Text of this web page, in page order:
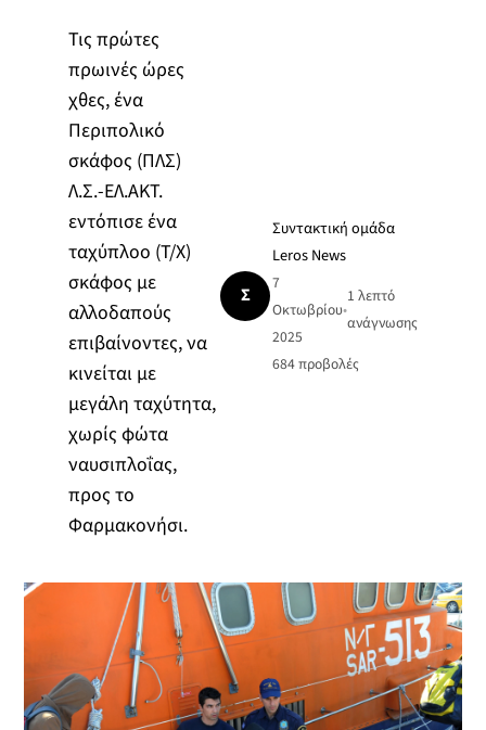
Τις πρώτες
πρωινές ώρες
χθες, ένα
Περιπολικό
σκάφος (ΠΛΣ)
Λ.Σ.-ΕΛ.ΑΚΤ.
εντόπισε ένα
ταχύπλοο (Τ/Χ)
σκάφος με
αλλοδαπούς
επιβαίνοντες, να
κινείται με
μεγάλη ταχύτητα,
χωρίς φώτα
ναυσιπλοΐας,
προς το
Φαρμακονήσι.
Σ
Συντακτική ομάδα
Leros News
7
Οκτωβρίου
2025
•
1 λεπτό
ανάγνωσης
684προβολές